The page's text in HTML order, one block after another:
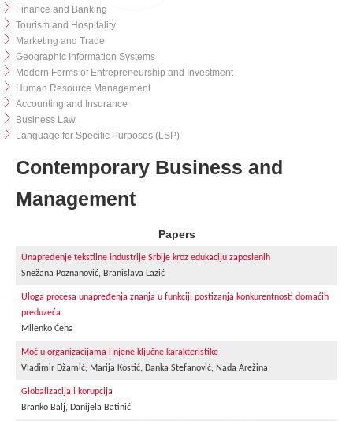
Finance and Banking
Tourism and Hospitality
Marketing and Trade
Geographic Information Systems
Modern Forms of Entrepreneurship and Investment
Human Resource Management
Accounting and Insurance
Business Law
Language for Specific Purposes (LSP)
Contemporary Business and
Management
Papers
Unapređenje tekstilne industrije Srbije kroz edukaciju zaposlenih
Snežana Poznanović, Branislava Lazić
Uloga procesa unapređenja znanja u funkciji postizanja konkurentnosti domaćih
preduzeća
Milenko Ćeha
Moć u organizacijama i njene ključne karakteristike
Vladimir Džamić, Marija Kostić, Danka Stefanović, Nada Arežina
Globalizacija i korupcija
Branko Balj, Danijela Batinić